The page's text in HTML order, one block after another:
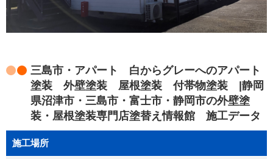
三島市・アパート 白からグレーへのアパート
塗装 外壁塗装 屋根塗装 付帯物塗装 |静岡
県沼津市・三島市・富士市・静岡市の外壁塗
装・屋根塗装専門店塗替え情報館 施工データ
施工場所